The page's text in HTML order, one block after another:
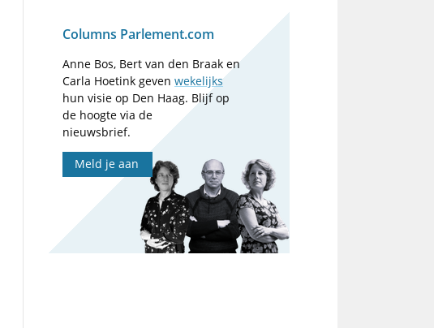
Columns Parlement.com
Anne Bos, Bert van den Braak en
Carla Hoetink gevenwekelijks
hun visie op Den Haag. Blijf op
de hoogte via de
nieuwsbrief.
Meld je aan